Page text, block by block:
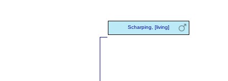
Scharping, [living]